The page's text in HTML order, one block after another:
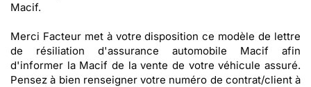
Macif.
Merci Facteur met à votre disposition ce modèle de lettre
de résiliation d'assurance automobile Macif afin
d'informer la Macif de la vente de votre véhicule assuré.
Pensez à bien renseigner votre numéro de contrat/client à